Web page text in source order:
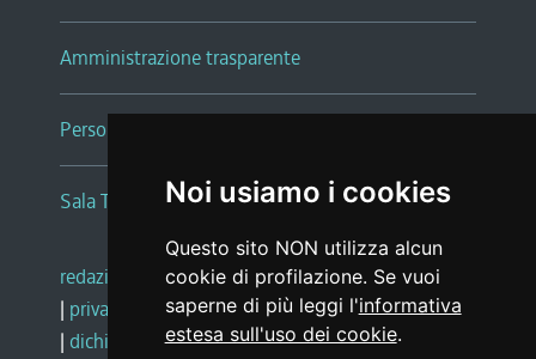
Noi usiamo i cookies
Questo sito NON utilizza alcun
cookie di profilazione. Se vuoi
saperne di più leggi l'informativa
estesa sull'uso dei cookie.
Amministrazione trasparente
Persone e Uffici
Sala Tiziano Tessitori
redazione web |note legali |glossario
| privacy
social media policy
| dichiarazione di accessibilità |feedback